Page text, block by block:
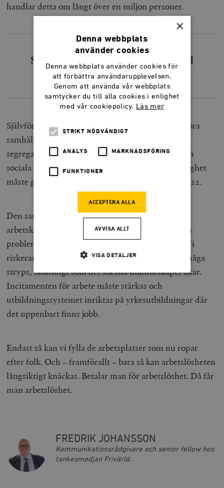
handlar detta om långt över en miljon personer.
Självförsörjningsfrågan är nyckeln till
Sveriges stora samhällsproblem.
Självförsörjningsfrågan är nyckeln till Sveriges stora
samhällsproblem. Om den inte löses kommer
segregationen att öka, med alla de ekonomiska och
sociala problem som följer av det. Svensk borgerlighet
måste göra detta till den centrala frågan i valet 2022.
Den samtidiga låga självförsörjningsnivån och
arbetskraftsbristen visar hur djupa de strukturella
problemen är på den svenska arbetsmarknaden. Vi
riskerar en situation där näringslivets tillväxtförmåga
stryps, samtidigt som det sociala utanförskapet ökar.
Incitamenten för arbete måste stärkas och
utbildningssystemet inriktas på yrkesutbildningar där
det uppenbart finns jobb.
Endast så kan vi fylla de arbetsplatser som nu ropar
efter folk. Och – framförallt – bara så kan arbetslösheten
långsiktigt knäckas. Betalar man för arbetslöshet. Då får
man arbetslöshet.
FREDRIK JOHANSSON
Kommunikationsrådgivare och senior fellow hos
tankesmedjan Frivärld.
×
Denna webbplats
använder cookies
Denna webbplats använder cookies för
att förbättra användarupplevelsen.
Genom att använda vår webbplats
samtycker du till alla cookies i enlighet
med vår cookiepolicy. Läs mer
STRIKT NÖDVÄNDIGT
ANALYS MARKNADSFÖRING
FUNKTIONER
ACCEPTERA ALLA
AVVISA ALLT
VISA DETALJER
Funktioner
ordentligt utan strikt nödvändiga cookies.
Leverantör
/ Domän
woocommerce_cart_hash
_hjFirstSeen